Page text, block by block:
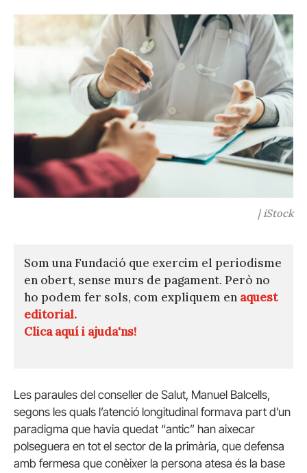
| iStock
Som una Fundació que exercim el periodisme
en obert, sense murs de pagament. Però no
ho podem fer sols, com expliquem en aquest
editorial.
Clica aquí i ajuda'ns!
Les paraules del conseller de Salut, Manuel Balcells,
segons les quals l’atenció longitudinal formava part d’un
paradigma que havia quedat “antic” han aixecar
polseguera en tot el sector de la primària, que defensa
amb fermesa que conèixer la persona atesa és la base